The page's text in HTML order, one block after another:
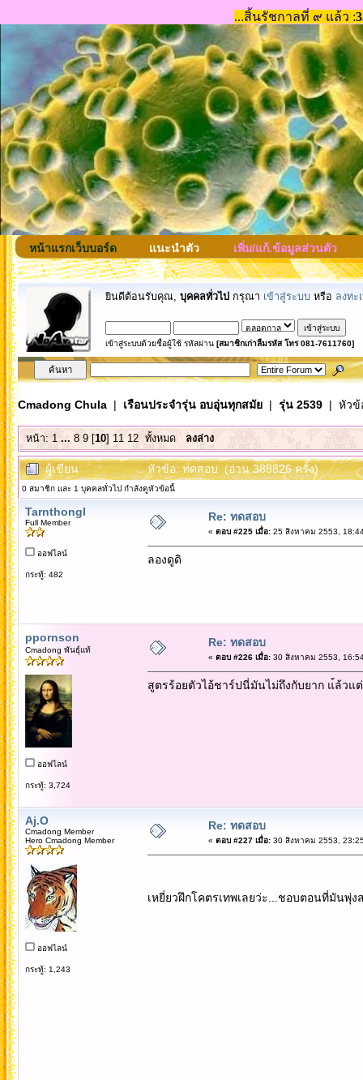
หน้าแรกเว็บบอร์ด แนะนำตัว เพิ่ม/แก้.ข้อมูลส่วนตัว
ยินดีต้อนรับคุณ, บุคคลทั่วไป กรุณา เข้าสู่ระบบ หรือ ลงทะ
เข้าสู่ระบบด้วยชื่อผู้ใช้ รหัสผ่าน [สมาชิกเก่าลืมรหัส โทร 081-7611760]
Cmadong Chula| เรือนประจำรุ่น อบอุ่นทุกสมัย| รุ่น 2539| หัวข้
หน้า:1 ... 8 9[10] 11 12 ทั้งหมด ลงล่าง
ผู้เขียน หัวข้อ: ทดสอบ (อ่าน 388826 ครั้ง)
0 สมาชิก และ 1 บุคคลทั่วไป กำลังดูหัวข้อนี้
Tarnthongl
Full Member
ออฟไลน์
กระทู้: 482
Re: ทดสอบ
« ตอบ #225 เมื่อ:25 สิงหาคม 2553,
ลองดูดิ
ppornson
Cmadong พันธุ์แท้
ออฟไลน์
กระทู้: 3,724
Re: ทดสอบ
« ตอบ #226 เมื่อ:30 สิงหาคม 2553,
สูตรร้อยตัวไอ้ชาร์ปนี่มันไม่ถึงกับยาก แ้ล้วแ
Aj.O
Cmadong Member
Hero Cmadong Member
ออฟไลน์
กระทู้: 1,243
Re: ทดสอบ
« ตอบ #227 เมื่อ:30 สิงหาคม 2553,
เหยี่ยวฝึกโคตรเทพเลยว่ะ...ชอบตอนที่มันพุ่